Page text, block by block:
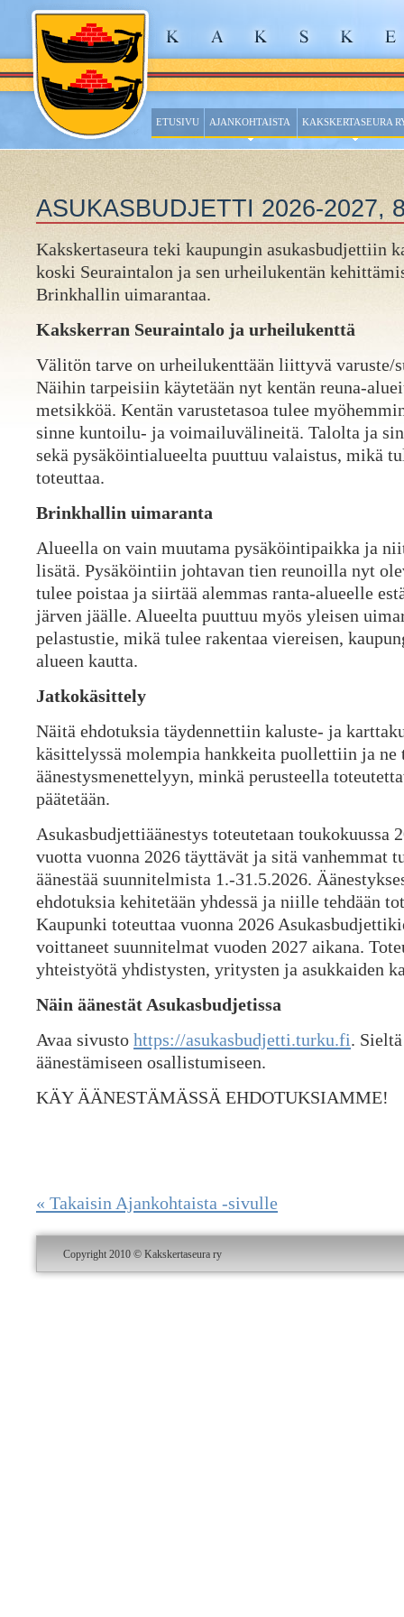
ETUSIVU AJANKOHTAISTA KAKSKERTASEURA
ASUKASBUDJETTI 2026-2027,
Kakskertaseura teki kaupungin asukasbudjettiin
koski Seuraintalon ja sen urheilukentän
Brinkhallin uimarantaa.
Kakskerran Seuraintalo ja urheilukenttä
Välitön tarve on urheilukenttään liittyvä varuste/
Näihin tarpeisiin käytetään nyt kentän reuna-
metsikköä. Kentän varustetasoa tulee
sinne kuntoilu- ja voimailuvälineitä. Talolta ja
sekä pysäköintialueelta puuttuu valaistus, mikä
toteuttaa.
Brinkhallin uimaranta
Alueella on vain muutama pysäköintipaikka ja
lisätä. Pysäköintiin johtavan tien reunoilla nyt
tulee poistaa ja siirtää alemmas ranta-alueelle
järven jäälle. Alueelta puuttuu myös yleisen
pelastustie, mikä tulee rakentaa viereisen,
alueen kautta.
Jatkokäsittely
Näitä ehdotuksia täydennettiin kaluste- ja
käsittelyssä molempia hankkeita puollettiin ja ne
äänestysmenettelyyn, minkä perusteella
päätetään.
Asukasbudjettiäänestys toteutetaan toukokuussa
vuotta vuonna 2026 täyttävät ja sitä vanhemmat
äänestää suunnitelmista 1.-31.5.2026.
ehdotuksia kehitetään yhdessä ja niille tehdään
Kaupunki toteuttaa vuonna 2026
voittaneet suunnitelmat vuoden 2027 aikana.
yhteistyötä yhdistysten, yritysten ja asukkaiden
Näin äänestät Asukasbudjetissa
Avaa sivusto https://asukasbudjetti.turku.fi.
äänestämiseen osallistumiseen.
KÄY ÄÄNESTÄMÄSSÄ EHDOTUKSIAMME!
« Takaisin Ajankohtaista -sivulle
Copyright 2010 © Kakskertaseura ry